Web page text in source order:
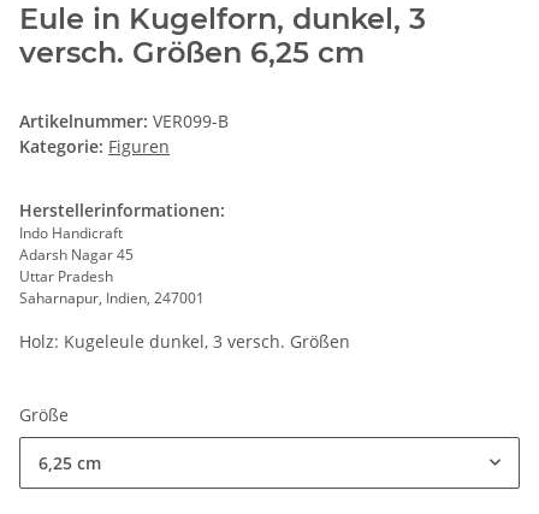
Eule in Kugelforn, dunkel, 3
versch. Größen 6,25 cm
Artikelnummer: VER099-B
Kategorie: Figuren
Herstellerinformationen:
Indo Handicraft
Adarsh Nagar 45
Uttar Pradesh
Saharnapur, Indien, 247001
Holz: Kugeleule dunkel, 3 versch. Größen
Größe
6,25 cm